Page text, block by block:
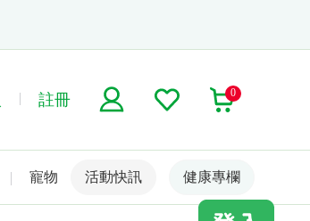
註冊 0
寵物 名人嚴選
活動快訊 健康專欄